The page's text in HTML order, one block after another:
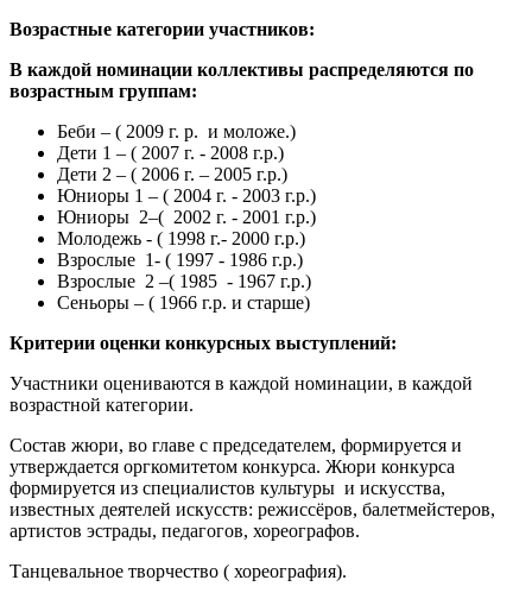
Возрастные категории участников:
В каждой номинации коллективы распределяются по
возрастным группам:
Беби – ( 2009 г. р. и моложе.)
Дети 1 – ( 2007 г. - 2008 г.р.)
Дети 2 – ( 2006 г. – 2005 г.р.)
Юниоры 1 – ( 2004 г. - 2003 г.р.)
Юниоры 2–( 2002 г. - 2001 г.р.)
Молодежь - ( 1998 г.- 2000 г.р.)
Взрослые 1- ( 1997 - 1986 г.р.)
Взрослые 2 –( 1985 - 1967 г.р.)
Сеньоры – ( 1966 г.р. и старше)
Критерии оценки конкурсных выступлений:
Участники оцениваются в каждой номинации, в каждой
возрастной категории.
Состав жюри, во главе с председателем, формируется и
утверждается оргкомитетом конкурса. Жюри конкурса
формируется из специалистов культуры и искусства,
известных деятелей искусств: режиссёров, балетмейстеров,
артистов эстрады, педагогов, хореографов.
Танцевальное творчество ( хореография).